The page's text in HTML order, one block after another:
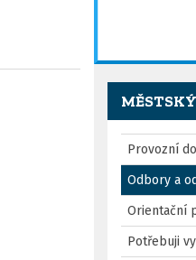
Provozní
Odbory a
Orientační
Potřebuji